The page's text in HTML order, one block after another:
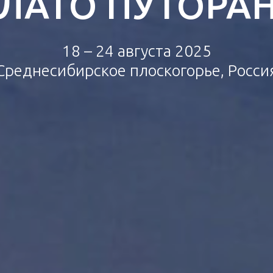
18 – 24 августа 2025
Тур
плоскогорье,
Тур на Мадагаскар